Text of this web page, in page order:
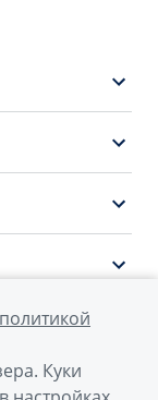
политикой
Куки